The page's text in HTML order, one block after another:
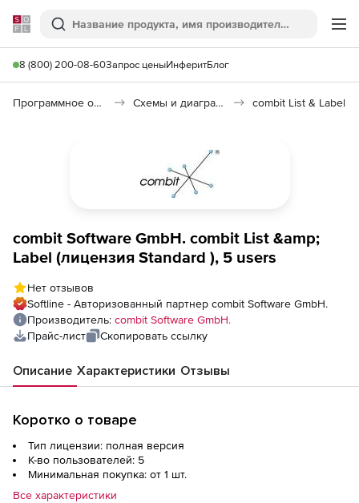
Softline
Поиск
8 (800) 200-08-60Запрос ценыИнферитБлог
Программное обеспечение для графики и дизайна Схемы и диаграммы combit List & Label
combit Software GmbH. combit List &amp;
Label (лицензия Standard ), 5 users
Нет отзывов
Softline - Авторизованный партнер combit Software GmbH.
Производитель: combit Software GmbH.
Прайс-лист
Скопировать ссылку
Описание Характеристики Отзывы
Коротко о товаре
Тип лицензии: полная версия
К-во пользователей: 5
Минимальная покупка: от 1 шт.
Все характеристики